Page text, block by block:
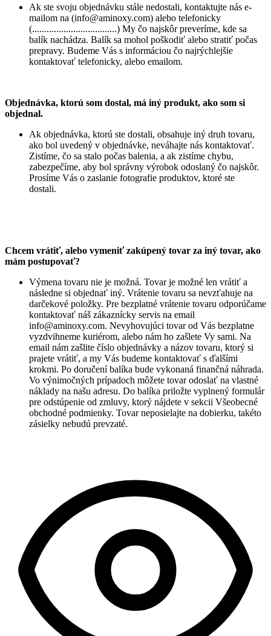
Ak ste svoju objednávku stále nedostali, kontaktujte nás e-
mailom na (info@aminoxy.com) alebo telefonicky
(...................................) My čo najskôr preveríme, kde sa
balík nachádza. Balík sa mohol poškodiť alebo stratiť počas
prepravy. Budeme Vás s informáciou čo najrýchlejšie
kontaktovať telefonicky, alebo emailom.
Objednávka, ktorú som dostal, má iný produkt, ako som si
objednal.
Ak objednávka, ktorú ste dostali, obsahuje iný druh tovaru,
ako bol uvedený v objednávke, neváhajte nás kontaktovať.
Zistíme, čo sa stalo počas balenia, a ak zistíme chybu,
zabezpečíme, aby bol správny výrobok odoslaný čo najskôr.
Prosíme Vás o zaslanie fotografie produktov, ktoré ste
dostali.
Chcem vrátiť, alebo vymeniť zakúpený tovar za iný tovar, ako
mám postupovať?
Výmena tovaru nie je možná. Tovar je možné len vrátiť a
následne si objednať iný. Vrátenie tovaru sa nevzťahuje na
darčekové položky. Pre bezplatné vrátenie tovaru odporúčame
kontaktovať náš zákaznícky servis na email
info@aminoxy.com. Nevyhovujúci tovar od Vás bezplatne
vyzdvihneme kuriérom, alebo nám ho zašlete Vy sami. Na
email nám zašlite číslo objednávky a názov tovaru, ktorý si
prajete vrátiť, a my Vás budeme kontaktovať s ďalšími
krokmi. Po doručení balíka bude vykonaná finančná náhrada.
Vo výnimočných prípadoch môžete tovar odoslať na vlastné
náklady na našu adresu. Do balíka priložte vyplnený formulár
pre odstúpenie od zmluvy, ktorý nájdete v sekcii Všeobecné
obchodné podmienky. Tovar neposielajte na dobierku, takéto
zásielky nebudú prevzaté.